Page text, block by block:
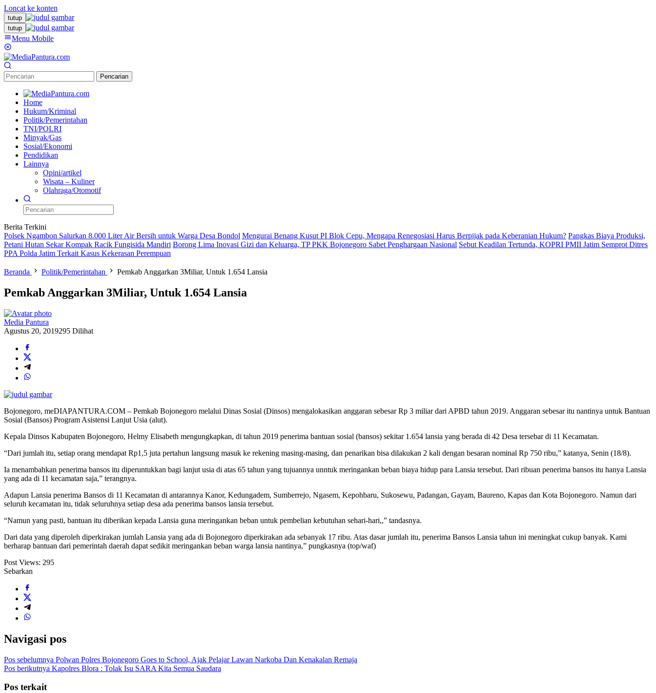
Loncat ke konten
tutup
tutup
Menu Mobile
Pencarian
Home
Hukum/Kriminal
Politik/Pemerintahan
TNI/POLRI
Minyak/Gas
Sosial/Ekonomi
Pendidikan
Lainnya
Opini/artikel
Wisata – Kuliner
Olahraga/Otomotif
Berita Terkini
Polsek Ngambon Salurkan 8.000 Liter Air Bersih untuk Warga Desa Bondol Mengurai Benang Kusut PI Blok Cepu, Mengapa Renegosiasi Harus Berpijak pada Keberanian Hukum? Pangkas Biaya Produksi,
Petani Hutan Sekar Kompak Racik Fungisida Mandiri Borong Lima Inovasi Gizi dan Keluarga, TP PKK Bojonegoro Sabet Penghargaan Nasional Sebut Keadilan Tertunda, KOPRI PMII Jatim Semprot Ditres
PPA Polda Jatim Terkait Kasus Kekerasan Perempuan
Beranda Politik/Pemerintahan Pemkab Anggarkan 3Miliar, Untuk 1.654 Lansia
Pemkab Anggarkan 3Miliar, Untuk 1.654 Lansia
Media Pantura
Agustus 20, 2019295 Dilihat
Bojonegoro, meDIAPANTURA.COM – Pemkab Bojonegoro melalui Dinas Sosial (Dinsos) mengalokasikan anggaran sebesar Rp 3 miliar dari APBD tahun 2019. Anggaran sebesar itu nantinya untuk Bantuan
Sosial (Bansos) Program Asistensi Lanjut Usia (alut).
Kepala Dinsos Kabupaten Bojonegoro, Helmy Elisabeth mengungkapkan, di tahun 2019 penerima bantuan sosial (bansos) sekitar 1.654 lansia yang berada di 42 Desa tersebar di 11 Kecamatan.
“Dari jumlah itu, setiap orang mendapat Rp1,5 juta pertahun langsung masuk ke rekening masing-masing, dan penarikan bisa dilakukan 2 kali dengan besaran nominal Rp 750 ribu,” katanya, Senin (18/8).
Ia menambahkan penerima bansos itu diperuntukkan bagi lanjut usia di atas 65 tahun yang tujuannya unntuk meringankan beban biaya hidup para Lansia tersebut. Dari ribuan penerima bansos itu hanya Lansia
yang ada di 11 kecamatan saja,” terangnya.
Adapun Lansia penerima Bansos di 11 Kecamatan di antarannya Kanor, Kedungadem, Sumberrejo, Ngasem, Kepohbaru, Sukosewu, Padangan, Gayam, Baureno, Kapas dan Kota Bojonegoro. Namun dari
seluruh kecamatan itu, tidak seluruhnya setiap desa ada penerima bansos lansia tersebut.
“Namun yang pasti, bantuan itu diberikan kepada Lansia guna meringankan beban untuk pembelian kebutuhan sehari-hari,,” tandasnya.
Dari data yang diperoleh diperkirakan jumlah Lansia yang ada di Bojonegoro diperkirakan ada sebanyak 17 ribu. Atas dasar jumlah itu, penerima Bansos Lansia tahun ini meningkat cukup banyak. Kami
berharap bantuan dari pemerintah daerah dapat sedikit meringankan beban warga lansia nantinya,” pungkasnya (top/waf)
Post Views: 295
Sebarkan
Navigasi pos
Pos sebelumnya Polwan Polres Bojonegoro Goes to School, Ajak Pelajar Lawan Narkoba Dan Kenakalan Remaja
Pos berikutnya Kapolres Blora : Tolak Isu SARA Kita Semua Saudara
Pos terkait